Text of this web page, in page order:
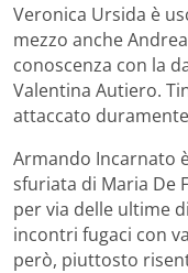
Veronica Ursida è
mezzo anche
conoscenza con la
Valentina Autiero.
attaccato
Armando Incarnato
sfuriata di Maria De
per via delle ultime
incontri fugaci con
però, piuttosto